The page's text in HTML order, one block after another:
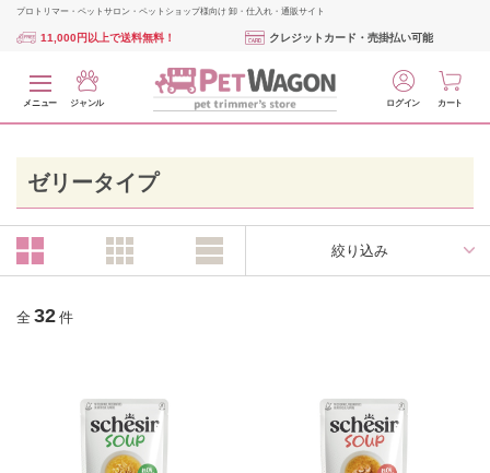
プロトリマー・ペットサロン・ペットショップ様向け 卸・仕入れ・通販サイト
11,000円以上で送料無料！ クレジットカード・売掛払い可能
メニュー ジャンル ログイン カート
ゼリータイプ
絞り込み
全 32 件